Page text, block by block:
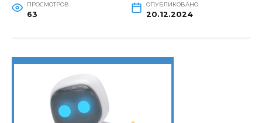
ПРОСМОТРОВ
63
ОПУБЛИКОВАНО
20.12.2024